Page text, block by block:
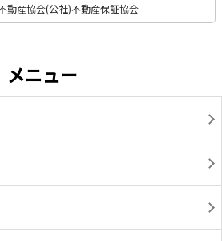
動産協会(公社)不動産保証協会
メニュー